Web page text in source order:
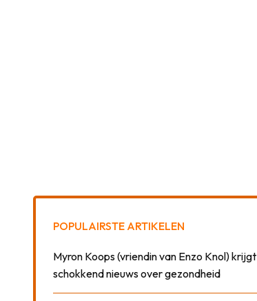
POPULAIRSTE ARTIKELEN
Myron Koops (vriendin van Enzo Knol) krijgt
schokkend nieuws over gezondheid